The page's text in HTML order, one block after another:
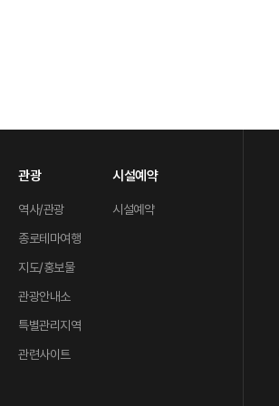
관광
역사/관광
종로테마여행
지도/홍보물
관광안내소
특별관리지역
관련사이트
시설예약
시설예약